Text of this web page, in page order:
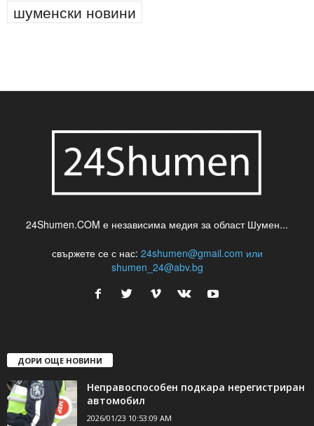
шуменски новини
24Shumen.COM е независима медия за област Шумен...
свържете се с нас: 24shumen@gmail.com или
shumen_24@abv.bg
ДОРИ ОЩЕ НОВИНИ
Неправоспособен подкара нерегистриран
автомобил
2026/01/23 10:53:09 AM